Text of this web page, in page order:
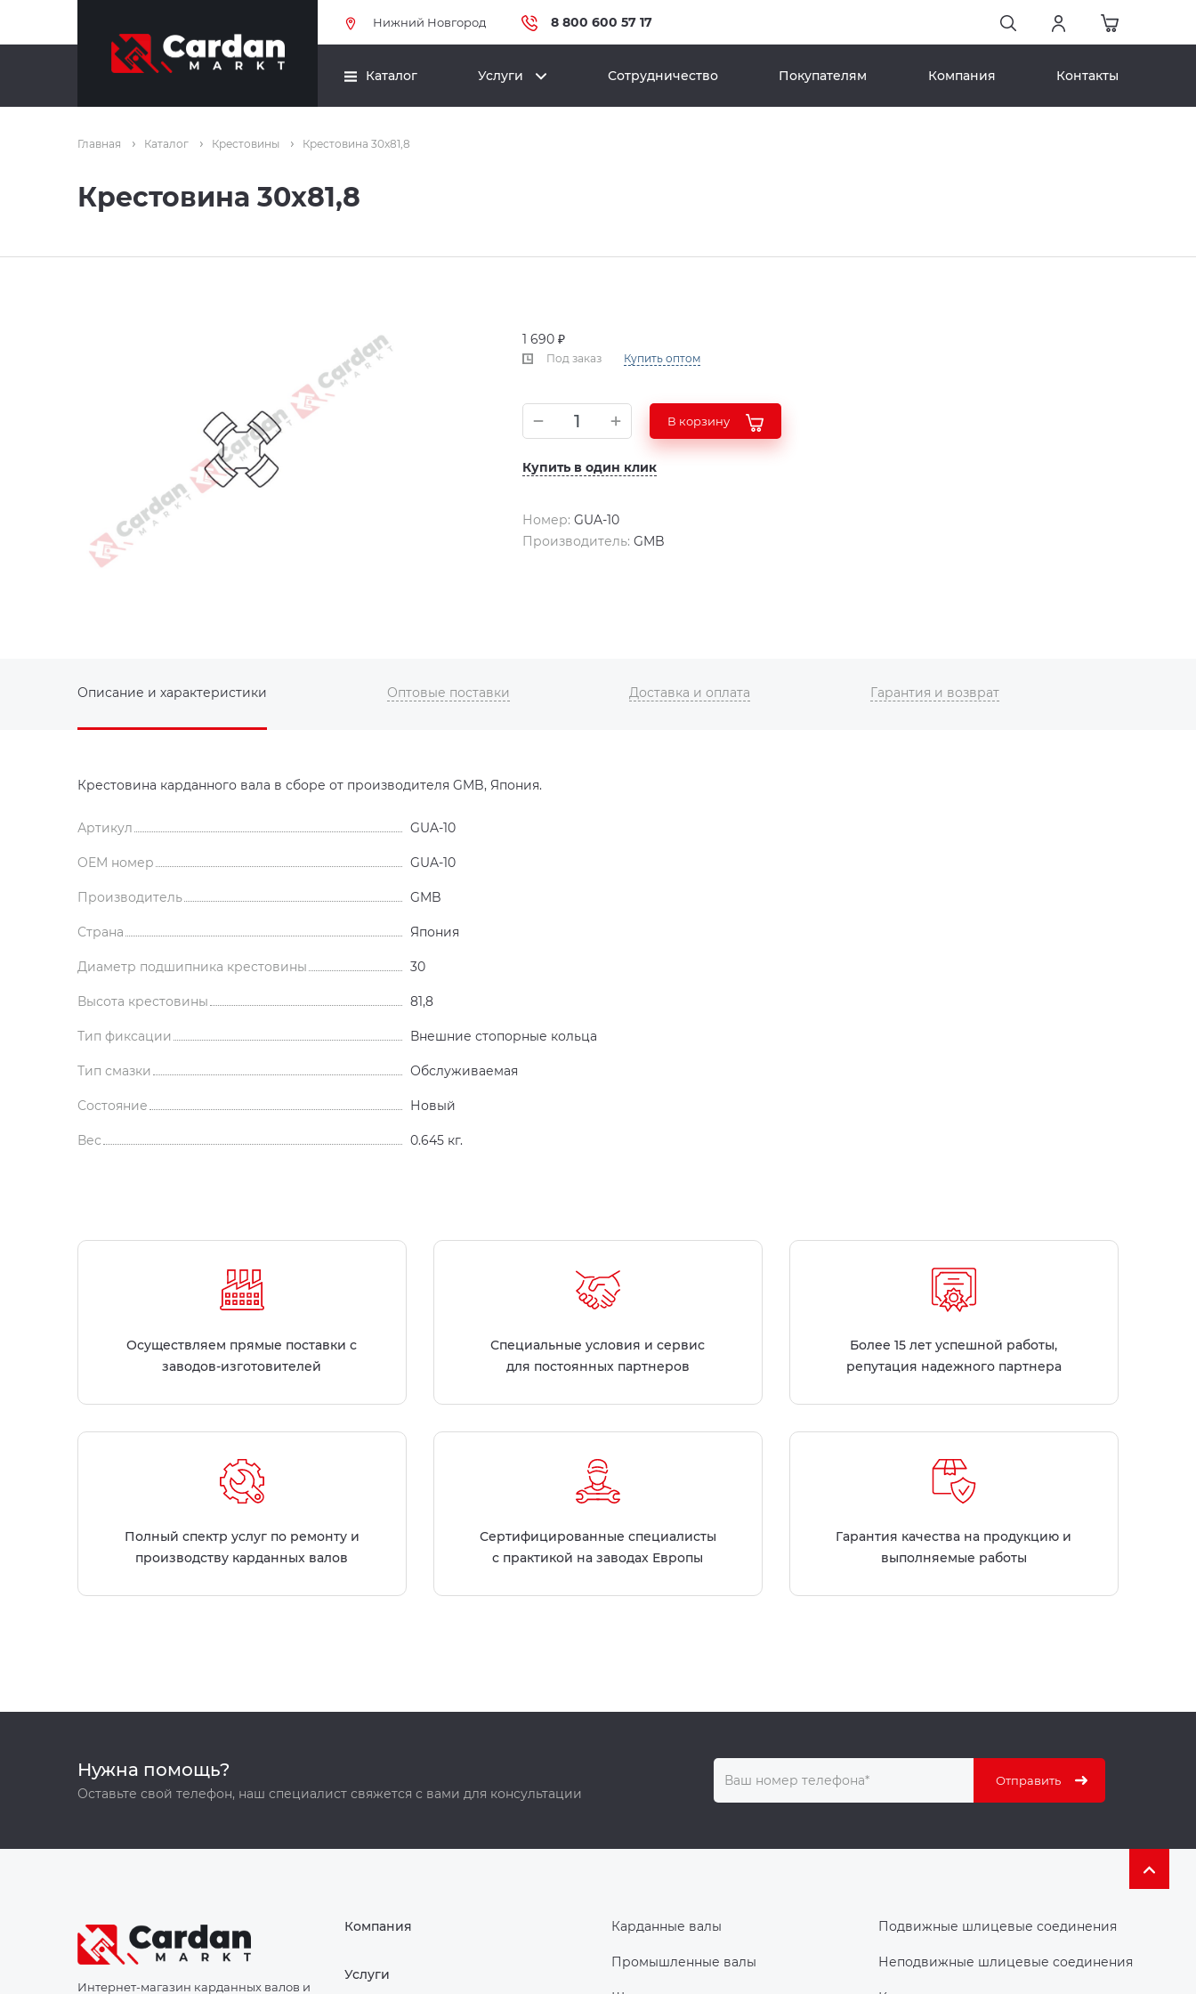
Нижний Новгород 8 800 600 57 17
Каталог Услуги Сотрудничество Покупателям Компания Контакты
Главная Каталог Крестовины Крестовина 30x81,8
Крестовина 30x81,8
1 690 ₽
Под заказ Купить оптом
В корзину
Купить в один клик
Номер: GUA-10
Производитель: GMB
Описание и характеристики Оптовые поставки Доставка и оплата Гарантия и возврат
Крестовина карданного вала в сборе от производителя GMB, Япония.
Артикул GUA-10
OEM номер GUA-10
Производитель GMB
Страна Япония
Диаметр подшипника крестовины 30
Высота крестовины 81,8
Тип фиксации Внешние стопорные кольца
Тип смазки Обслуживаемая
Состояние Новый
Вес 0.645 кг.
Осуществляем прямые поставки с
заводов-изготовителей
Специальные условия и сервис
для постоянных партнеров
Более 15 лет успешной работы,
репутация надежного партнера
Полный спектр услуг по ремонту и
производству карданных валов
Сертифицированные специалисты
с практикой на заводах Европы
Гарантия качества на продукцию и
выполняемые работы
Нужна помощь?
Оставьте свой телефон, наш специалист свяжется с вами для консультации
Интернет-магазин карданных валов и
Компания
Услуги
Карданные валы
Промышленные валы
Подвижные шлицевые соединения
Неподвижные шлицевые соединения